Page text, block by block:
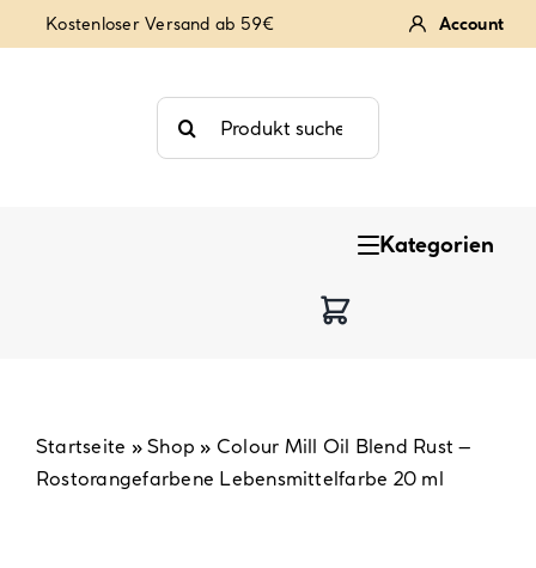
Inhalt
Kostenloser Versand ab 59€ Account
Suche
nach:
Kategorien
Backzubehör & Backwerkzeug
Startseite »Shop » Colour Mill Oil Blend Rust –
Rostorangefarbene Lebensmittelfarbe 20 ml